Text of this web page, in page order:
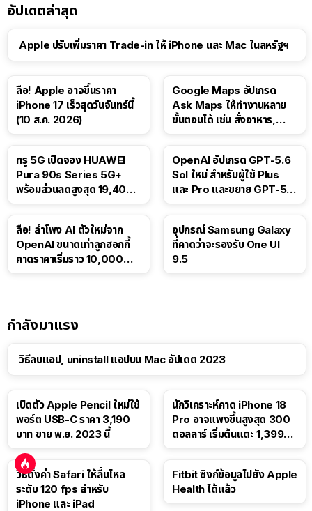
อัปเดตล่าสุด
Apple ปรับเพิ่มราคา Trade-in ให้ iPhone และ Mac ในสหรัฐฯ
ลือ! Apple อาจขึ้นราคา
iPhone 17 เร็วสุดวันจันทร์นี้
(10 ส.ค. 2026)
Google Maps อัปเกรด
Ask Maps ให้ทำงานหลาย
ขั้นตอนได้ เช่น สั่งอาหาร,
ทรู 5G เปิดจอง HUAWEI
Pura 90s Series 5G+
พร้อมส่วนลดสูงสุด 19,400
OpenAI อัปเกรด GPT-5.6
Sol ใหม่ สำหรับผู้ใช้ Plus
และ Pro และขยาย GPT-5.6
ลือ! ลำโพง AI ตัวใหม่จาก
OpenAI ขนาดเท่าลูกฮอกกี้
คาดราคาเริ่มราว 10,000
อุปกรณ์ Samsung Galaxy
ที่คาดว่าจะรองรับ One UI
9.5
กำลังมาแรง
วิธีลบแอป, uninstall แอปบน Mac อัปเดต 2023
เปิดตัว Apple Pencil ใหม่ใช้
พอร์ต USB-C ราคา 3,190
บาท ขาย พ.ย. 2023 นี้
นักวิเคราะห์คาด iPhone 18
Pro อาจแพงขึ้นสูงสุด 300
ดอลลาร์ เริ่มต้นแตะ 1,399
วิธีตั้งค่า Safari ให้ลื่นไหล
ระดับ 120 fps สำหรับ
iPhone และ iPad
Fitbit ซิงก์ข้อมูลไปยัง Apple
Health ได้แล้ว